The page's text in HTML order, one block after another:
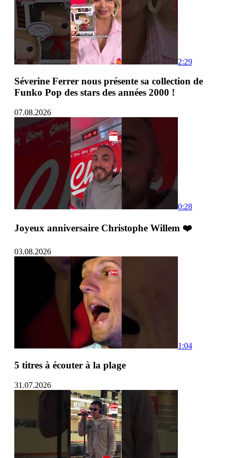
2:29
Séverine Ferrer nous présente sa collection de
Funko Pop des stars des années 2000 !
07.08.2026
0:28
Joyeux anniversaire Christophe Willem ❤️
03.08.2026
1:04
5 titres à écouter à la plage
31.07.2026